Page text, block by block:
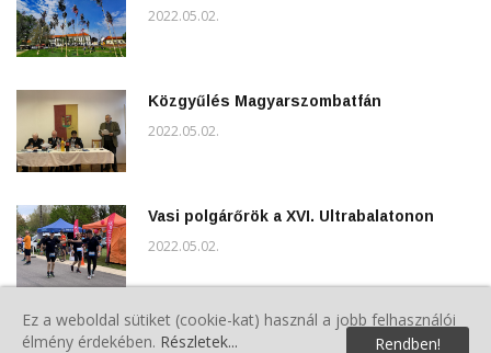
2022.05.02.
Közgyűlés Magyarszombatfán
2022.05.02.
Vasi polgárőrök a XVI. Ultrabalatonon
2022.05.02.
Nagyszombat a rönöki Szent Imre
Ez a weboldal sütiket (cookie-kat) használ a jobb felhasználói
élmény érdekében. Részletek... Rendben!